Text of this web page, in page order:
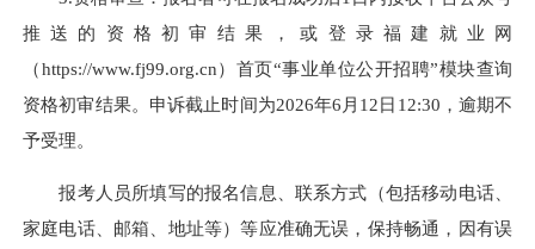
推送的资格初审结果，或登录福建就业网
（https://www.fj99.org.cn）首页“事业单位公开招聘”模块查询
资格初审结果。申诉截止时间为2026年6月12日12:30，逾期不
予受理。
报考人员所填写的报名信息、联系方式（包括移动电话、
家庭电话、邮箱、地址等）等应准确无误，保持畅通，因有误